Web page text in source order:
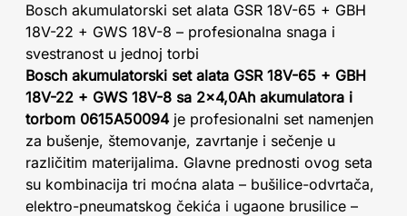
Bosch akumulatorski set alata GSR 18V-65 + GBH
18V-22 + GWS 18V-8 – profesionalna snaga i
svestranost u jednoj torbi
Bosch akumulatorski set alata GSR 18V-65 + GBH
18V-22 + GWS 18V-8 sa 2x4,0Ah akumulatora i
torbom 0615A50094 je profesionalni set namenjen
za bušenje, štemovanje, zavrtanje i sečenje u
različitim materijalima. Glavne prednosti ovog seta
su kombinacija tri moćna alata – bušilice-odvrtača,
elektro-pneumatskog čekića i ugaone brusilice –